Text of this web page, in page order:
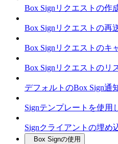
Box Signリクエストの作
Box Signリクエストの再
Box Signリクエストのキ
Box Signリクエストのリ
デフォルトのBox Sign通
Signテンプレートを使用
Signクライアントの埋め
Box Signの使用